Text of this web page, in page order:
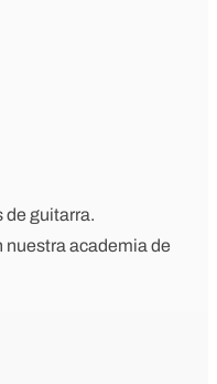
de guitarra.
nuestra academia de